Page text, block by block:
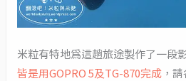
米粒有特地為這趟旅途製作了一段
皆是用GOPRO 5及TG-870完成 ，